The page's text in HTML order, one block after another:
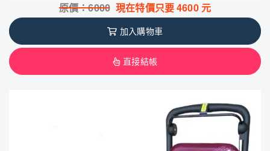
原價：6000 現在特價只要4600元
加入購物車
直接結帳